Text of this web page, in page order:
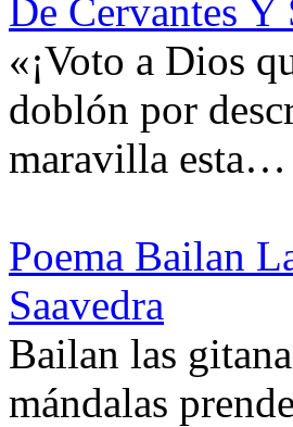
De Cervantes Y
«¡Voto a Dios
doblón por
maravilla esta…
Poema Bailan
Saavedra
Bailan las
mándalas